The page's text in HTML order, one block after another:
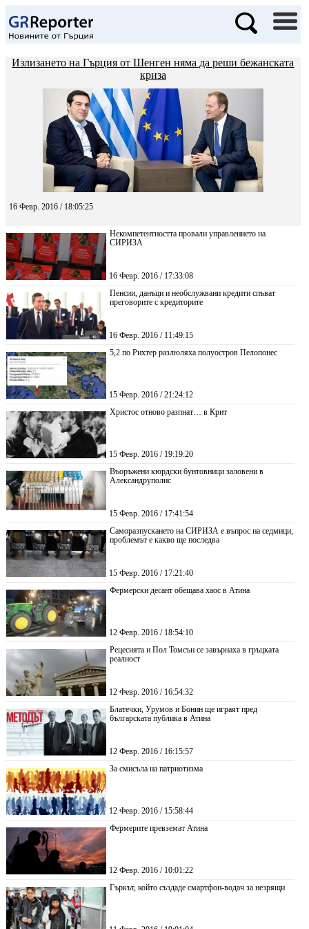
Излизането на Гърция от Шенген няма да реши бежанската
криза
16 Февр. 2016 / 18:05:25
Некомпетентността провали управлението на
СИРИЗА
16 Февр. 2016 / 17:33:08
Пенсии, данъци и необслужвани кредити спъват
преговорите с кредиторите
16 Февр. 2016 / 11:49:15
5,2 по Рихтер разлюляха полуостров Пелопонес
15 Февр. 2016 / 21:24:12
Христос отново разпнат… в Крит
15 Февр. 2016 / 19:19:20
Въоръжени кюрдски бунтовници заловени в
Александруполис
15 Февр. 2016 / 17:41:54
Саморазпускането на СИРИЗА е въпрос на седмици,
проблемът е какво ще последва
15 Февр. 2016 / 17:21:40
Фермерски десант обещава хаос в Атина
12 Февр. 2016 / 18:54:10
Рецесията и Пол Томсън се завърнаха в гръцката
реалност
12 Февр. 2016 / 16:54:32
Блатечки, Урумов и Бонин ще играят пред
българската публика в Атина
12 Февр. 2016 / 16:15:57
За смисъла на патриотизма
12 Февр. 2016 / 15:58:44
Фермерите превземат Атина
12 Февр. 2016 / 10:01:22
Гъркът, който създаде смартфон-водач за незрящи